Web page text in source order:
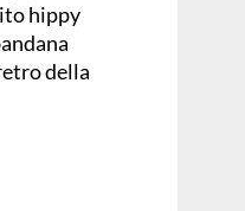
hippy
della